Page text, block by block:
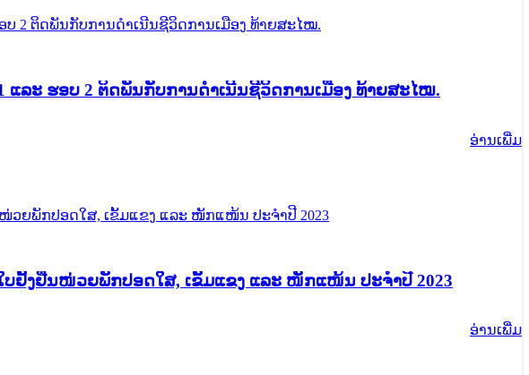
ລະ ຮອບ 2 ຕິດພັນກັບການດໍາເນີນຊີວິດການເມືອງ ທ້າຍສະໄໝ.​
ອ່ານ​ເພີ່ມ
ຢັ້ງຢືນໜ່ວຍພັກປອດໃສ, ເຂັ້ມແຂງ ແລະ ໜັກແໜ້ນ ປະຈໍາປີ 2023
ອ່ານ​ເພີ່ມ